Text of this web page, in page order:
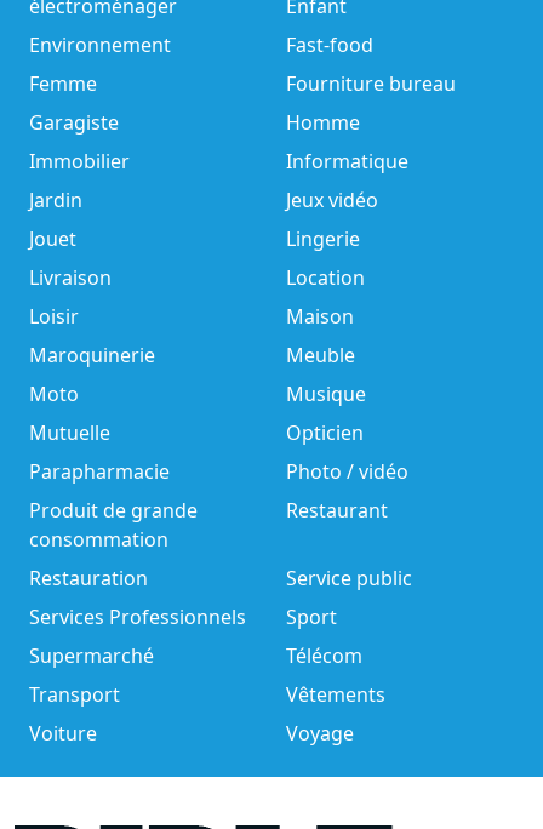
électroménager
Enfant
Environnement
Fast-food
Femme
Fourniture bureau
Garagiste
Homme
Immobilier
Informatique
Jardin
Jeux vidéo
Jouet
Lingerie
Livraison
Location
Loisir
Maison
Maroquinerie
Meuble
Moto
Musique
Mutuelle
Opticien
Parapharmacie
Photo / vidéo
Produit de grande
consommation
Restaurant
Restauration
Service public
Services Professionnels
Sport
Supermarché
Télécom
Transport
Vêtements
Voiture
Voyage